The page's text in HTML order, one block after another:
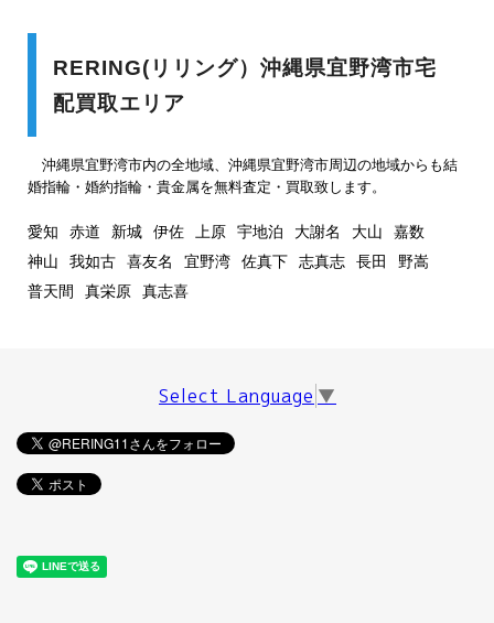
RERING(リリング）沖縄県宜野湾市宅
配買取エリア
沖縄県宜野湾市内の全地域、沖縄県宜野湾市周辺の地域からも結
婚指輪・婚約指輪・貴金属を無料査定・買取致します。
愛知 赤道 新城 伊佐 上原 宇地泊 大謝名 大山
嘉数
神山
我如古 喜友名 宜野湾 佐真下 志真志 長田
野嵩
普天間
真栄原 真志喜
Select Language ▼